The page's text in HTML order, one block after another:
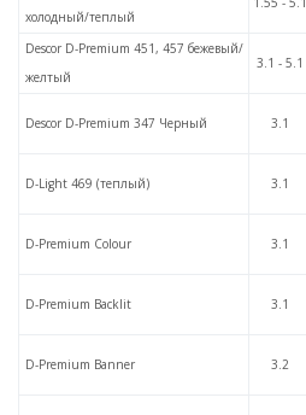
холодный/теплый
Descor D-Premium 451, 457 бежевый/
желтый
3.1 - 5.1
Descor D-Premium 347 Черный 3.1
D-Light 469 (теплый) 3.1
D-Premium Colour 3.1
D-Premium Backlit 3.1
D-Premium Banner 3.2